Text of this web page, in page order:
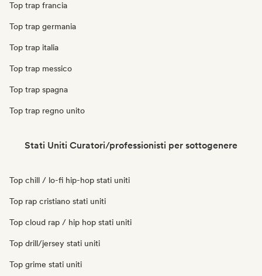
Top trap francia
Top trap germania
Top trap italia
Top trap messico
Top trap spagna
Top trap regno unito
Stati Uniti Curatori/professionisti per sottogenere
Top chill / lo-fi hip-hop stati uniti
Top rap cristiano stati uniti
Top cloud rap / hip hop stati uniti
Top drill/jersey stati uniti
Top grime stati uniti